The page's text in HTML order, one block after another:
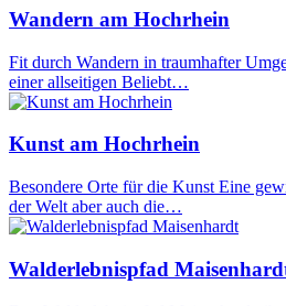
Wandern am Hochrhein
Fit durch Wandern in traumhafter
einer allseitigen Beliebt…
Kunst am Hochrhein
Besondere Orte für die Kunst Eine
der Welt aber auch die…
Walderlebnispfad